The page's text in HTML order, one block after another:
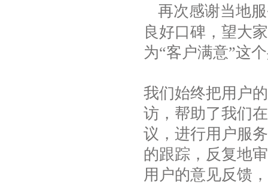
再次感谢当地
良好口碑 ，望大
为“客户满意”这
我们始终把用户
访，帮助了我们
议，进行用户服
的跟踪，反复地
用户的意见反馈